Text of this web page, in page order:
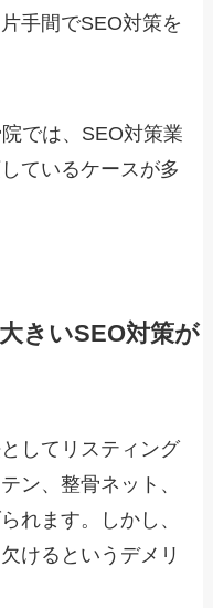
手間でSEO対策を
では、SEO対策業
ているケースが多
きいSEO対策が
してリスティング
ン、整骨ネット、
れます。しかし、
けるというデメリ